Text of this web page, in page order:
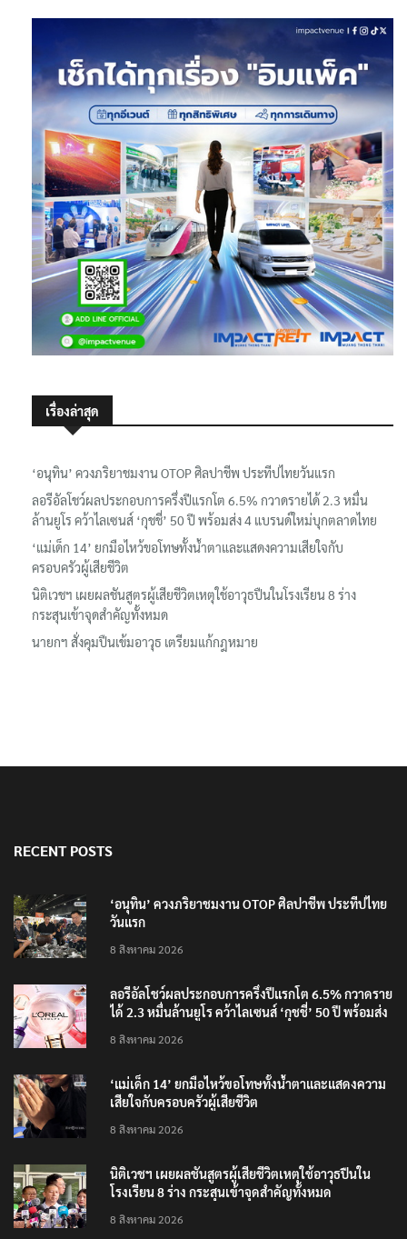
เรื่องล่าสุด
‘อนุทิน’ ควงภริยาชมงาน OTOP ศิลปาชีพ ประทีปไทยวันแรก
ลอรีอัลโชว์ผลประกอบการครึ่งปีแรกโต 6.5% กวาดรายได้ 2.3 หมื่น
ล้านยูโร คว้าไลเซนส์ ‘กุชชี่’ 50 ปี พร้อมส่ง 4 แบรนด์ใหม่บุกตลาดไทย
‘แม่เด็ก 14’ ยกมือไหว้ขอโทษทั้งน้ำตาและแสดงความเสียใจกับ
ครอบครัวผู้เสียชีวิต
นิติเวชฯ เผยผลชันสูตรผู้เสียชีวิตเหตุใช้อาวุธปืนในโรงเรียน 8 ร่าง
กระสุนเข้าจุดสำคัญทั้งหมด
นายกฯ สั่งคุมปืนเข้มอาวุธ เตรียมแก้กฎหมาย
RECENT POSTS
‘อนุทิน’ ควงภริยาชมงาน OTOP ศิลปาชีพ ประทีปไทย
วันแรก
8 สิงหาคม 2026
ลอรีอัลโชว์ผลประกอบการครึ่งปีแรกโต 6.5% กวาดราย
ได้ 2.3 หมื่นล้านยูโร คว้าไลเซนส์ ‘กุชชี่’ 50 ปี พร้อมส่ง
8 สิงหาคม 2026
‘แม่เด็ก 14’ ยกมือไหว้ขอโทษทั้งน้ำตาและแสดงความ
เสียใจกับครอบครัวผู้เสียชีวิต
8 สิงหาคม 2026
นิติเวชฯ เผยผลชันสูตรผู้เสียชีวิตเหตุใช้อาวุธปืนใน
โรงเรียน 8 ร่าง กระสุนเข้าจุดสำคัญทั้งหมด
8 สิงหาคม 2026